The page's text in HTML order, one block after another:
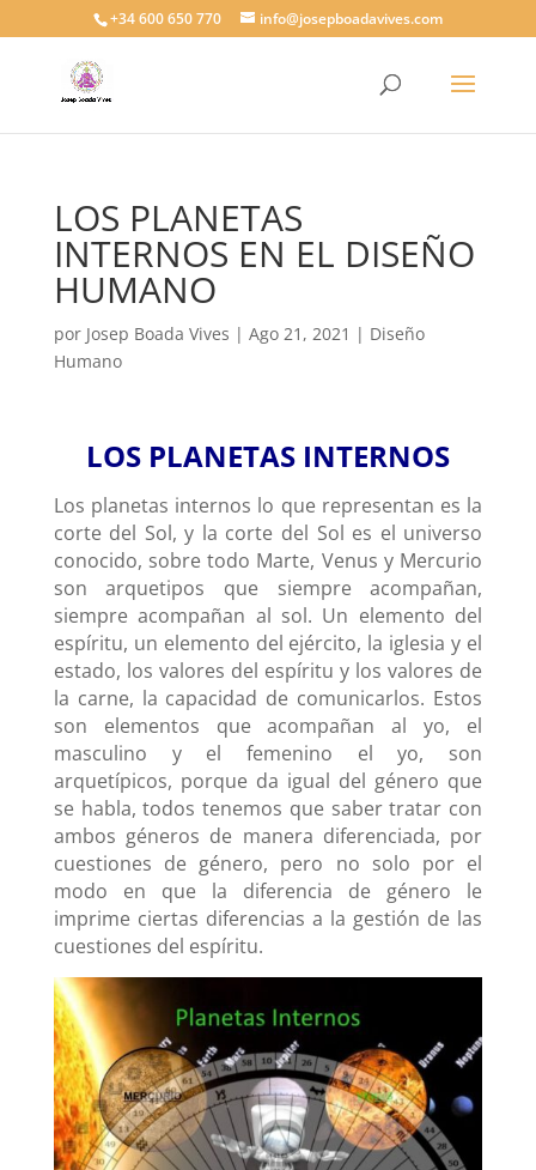
+34 600 650 770 info@josepboadavives.com
LOS PLANETAS
INTERNOS EN EL DISEÑO
HUMANO
por Josep Boada Vives | Ago 21, 2021 | Diseño
Humano
LOS PLANETAS INTERNOS
Los planetas internos lo que representan es la
corte del Sol, y la corte del Sol es el universo
conocido, sobre todo Marte, Venus y Mercurio
son arquetipos que siempre acompañan,
siempre acompañan al sol. Un elemento del
espíritu, un elemento del ejército, la iglesia y el
estado, los valores del espíritu y los valores de
la carne, la capacidad de comunicarlos. Estos
son elementos que acompañan al yo, el
masculino y el femenino el yo, son
arquetípicos, porque da igual del género que
se habla, todos tenemos que saber tratar con
ambos géneros de manera diferenciada, por
cuestiones de género, pero no solo por el
modo en que la diferencia de género le
imprime ciertas diferencias a la gestión de las
cuestiones del espíritu.